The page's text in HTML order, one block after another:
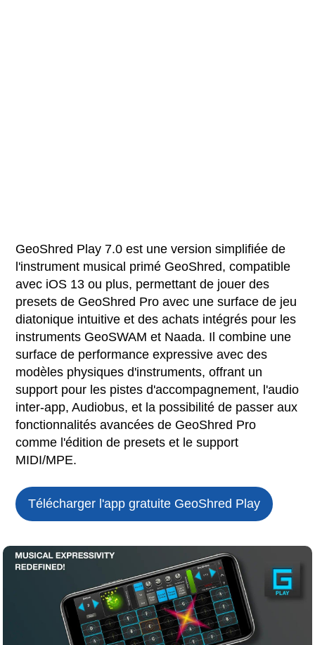
GeoShred Play 7.0 est une version simplifiée de
l'instrument musical primé GeoShred, compatible
avec iOS 13 ou plus, permettant de jouer des
presets de GeoShred Pro avec une surface de jeu
diatonique intuitive et des achats intégrés pour les
instruments GeoSWAM et Naada. Il combine une
surface de performance expressive avec des
modèles physiques d'instruments, offrant un
support pour les pistes d'accompagnement, l'audio
inter-app, Audiobus, et la possibilité de passer aux
fonctionnalités avancées de GeoShred Pro
comme l'édition de presets et le support
MIDI/MPE.
Télécharger l'app gratuite GeoShred Play